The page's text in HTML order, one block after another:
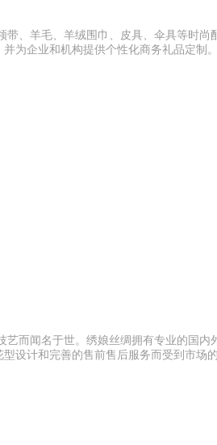
、羊毛、羊绒围巾、皮具、伞具等时
为企业和机构提供个性化商务礼品定制。
而闻名于世。绣娘丝绸拥有专业的国内
设计和完善的售前售后服务而受到市场